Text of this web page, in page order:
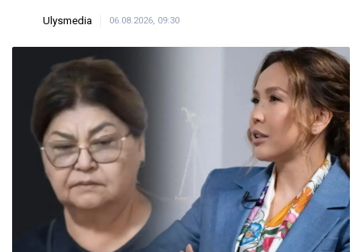
Ulysmedia 06.08.2026, 09:30